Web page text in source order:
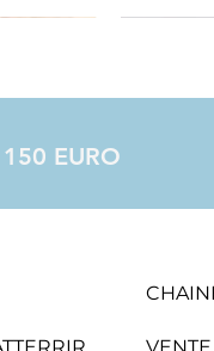
EURO
VENTE